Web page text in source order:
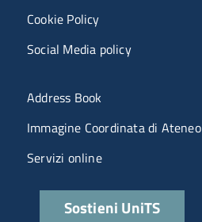
Cookie Policy
Social Media policy
Menu portale
Address Book
Immagine Coordinata di Ateneo
Servizi online
Quick linksSostieni UniTS